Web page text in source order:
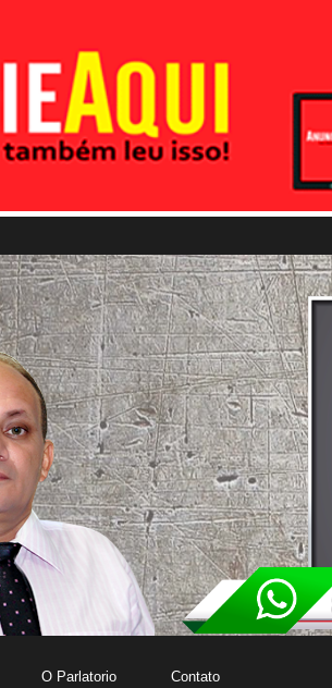
O Parlatorio Contato